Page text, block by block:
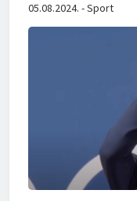
05.08.2024. - Sport